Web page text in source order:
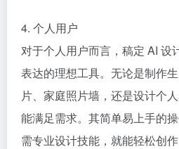
4. 个人用户
对于个人用户而言，稿定 AI 设
表达的理想工具。无论是制作
片、家庭照片墙，还是设计个
能满足需求。其简单易上手的
需专业设计技能，就能轻松创